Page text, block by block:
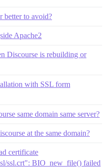
better to avoid?
Apache2
Discourse is rebuilding or
with SSL form
same domain same server?
at the same domain?
certificate
ssl.crt": BIO_new_file() failed